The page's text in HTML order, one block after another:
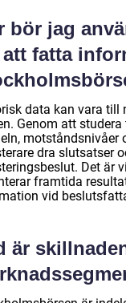
bör jag
fatta
data kan vara till
Genom att
motståndsnivåer
dra slutsatser
Det är
framtida
vid
är